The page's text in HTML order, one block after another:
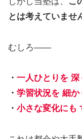
とは考えていませ
むしろ――
・ 一人ひとりを 深
・ 学習状況を 細か
・ 小さな変化にも